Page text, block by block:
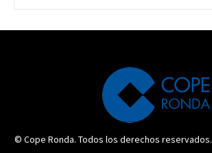
© Cope Ronda. Todos los derechos reservados.